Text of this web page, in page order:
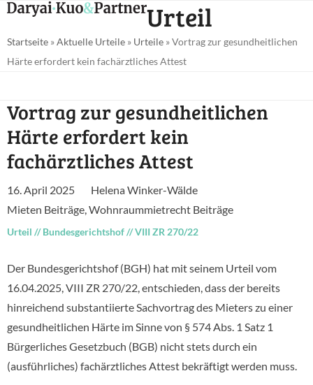
Skip
content
Open
menu
Close
menu
Urteil
Startseite »Aktuelle Urteile » Urteile »Vortrag zur gesundheitlichen
Härte erfordert kein fachärztliches Attest
Vortrag zur gesundheitlichen
Härte erfordert kein
fachärztliches Attest
16. April 2025
Helena Winker-Wälde
Mieten Beiträge,Wohnraummietrecht Beiträge
Urteil //Bundesgerichtshof//VIII ZR 270/22
Der Bundesgerichtshof (BGH) hat mit seinem Urteil vom
16.04.2025, VIII ZR 270/22, entschieden, dass der bereits
hinreichend substantiierte Sachvortrag des Mieters zu einer
gesundheitlichen Härte im Sinne von § 574 Abs. 1 Satz 1
Bürgerliches Gesetzbuch (BGB) nicht stets durch ein
(ausführliches) fachärztliches Attest bekräftigt werden muss.